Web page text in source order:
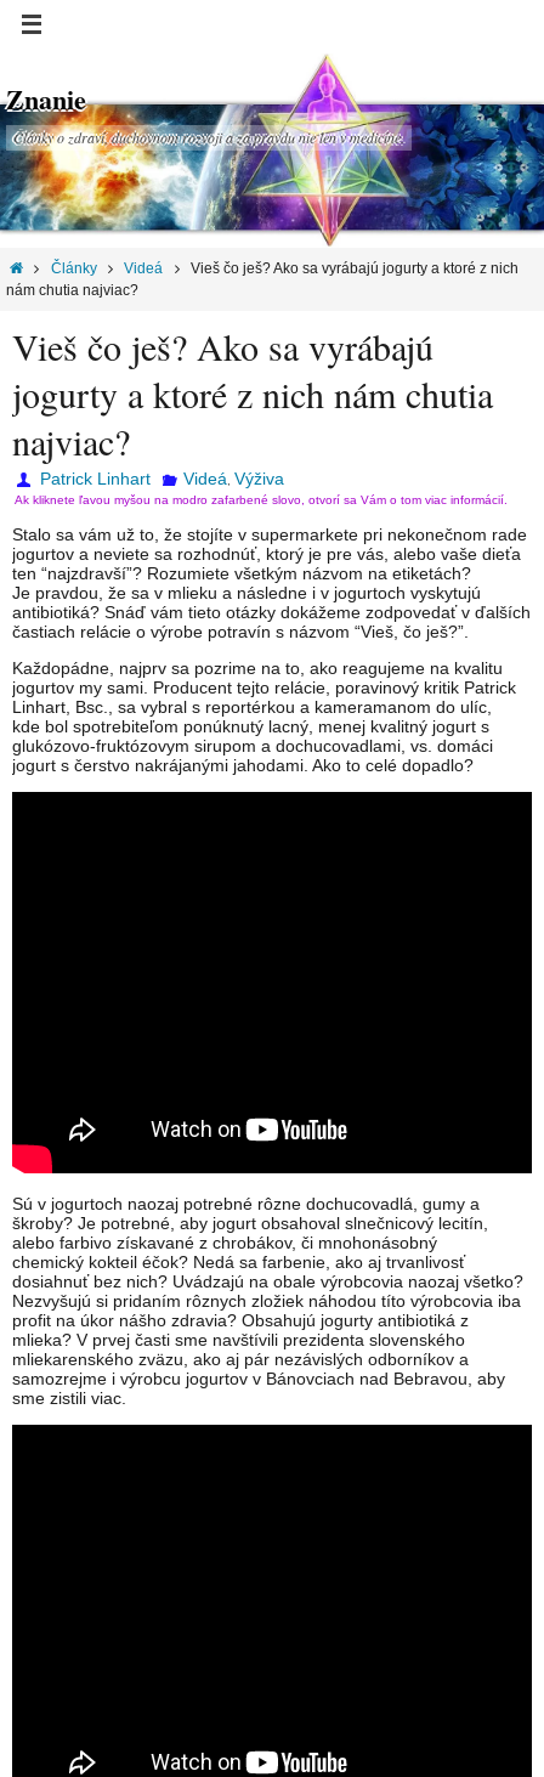
Znanie
Články o zdraví, duchovnom rozvoji a za pravdu nie len v medicíne.
Články Videá
Vieš čo ješ? Ako sa vyrábajú jogurty a ktoré z nich
nám chutia najviac?
Vieš čo ješ? Ako sa vyrábajú
jogurty a ktoré z nich nám chutia
najviac?
Patrick Linhart Videá Výživa
Ak kliknete ľavou myšou na modro zafarbené slovo, otvorí sa Vám o tom viac informácií.
Stalo sa vám už to, že stojíte v supermarkete pri nekonečnom rade
jogurtov a neviete sa rozhodnúť, ktorý je pre vás, alebo vaše dieťa
ten “najzdravší”? Rozumiete všetkým názvom na etiketách?
Je pravdou, že sa v mlieku a následne i v jogurtoch vyskytujú
antibiotiká? Snáď vám tieto otázky dokážeme zodpovedať v ďalších
častiach relácie o výrobe potravín s názvom “Vieš, čo ješ?”.
Každopádne, najprv sa pozrime na to, ako reagujeme na kvalitu
jogurtov my sami. Producent tejto relácie, poravinový kritik Patrick
Linhart, Bsc., sa vybral s reportérkou a kameramanom do ulíc,
kde bol spotrebiteľom ponúknutý lacný, menej kvalitný jogurt s
glukózovo-fruktózovym sirupom a dochucovadlami, vs. domáci
jogurt s čerstvo nakrájanými jahodami. Ako to celé dopadlo?
Sú v jogurtoch naozaj potrebné rôzne dochucovadlá, gumy a
škroby? Je potrebné, aby jogurt obsahoval slnečnicový lecitín,
alebo farbivo získavané z chrobákov, či mnohonásobný
chemický kokteil éčok? Nedá sa farbenie, ako aj trvanlivosť
dosiahnuť bez nich? Uvádzajú na obale výrobcovia naozaj všetko?
Nezvyšujú si pridaním rôznych zložiek náhodou títo výrobcovia iba
profit na úkor nášho zdravia? Obsahujú jogurty antibiotiká z
mlieka? V prvej časti sme navštívili prezidenta slovenského
mliekarenského zväzu, ako aj pár nezávislých odborníkov a
samozrejme i výrobcu jogurtov v Bánovciach nad Bebravou, aby
sme zistili viac.